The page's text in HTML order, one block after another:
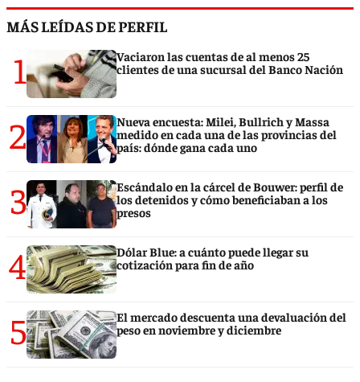
MÁS LEÍDAS DE PERFIL
1
Vaciaron las cuentas de al menos 25
clientes de una sucursal del Banco Nación
2
Nueva encuesta: Milei, Bullrich y Massa
medido en cada una de las provincias del
país: dónde gana cada uno
3
Escándalo en la cárcel de Bouwer: perfil de
los detenidos y cómo beneficiaban a los
presos
4
Dólar Blue: a cuánto puede llegar su
cotización para fin de año
5
El mercado descuenta una devaluación del
peso en noviembre y diciembre